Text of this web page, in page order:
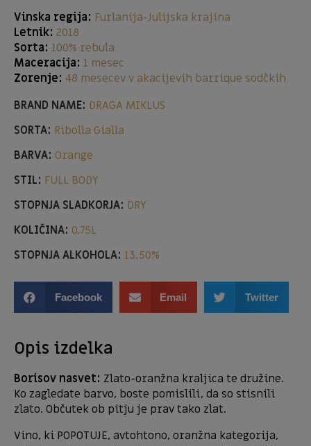
Vinska regija: Furlanija-Julijska krajina
Letnik: 2018
Sorta: 100% rebula
Maceracija: 1 mesec
Zorenje: 48 mesecev v akacijevih barrique sodčkih
BRAND NAME: DRAGA MIKLUS
SORTA: Ribolla Gialla
BARVA: Orange
STIL: FULL BODY
STOPNJA SLADKORJA: DRY
KOLIČINA: 0,75L
STOPNJA ALKOHOLA: 13,50%
Facebook Email Twitter
Opis izdelka
Borisov nasvet: Zlato-oranžna kraljica te družine.
Ko zagledate barvo, boste pomislili, da so stisnili
zlato. Občutek ob pitju je prav tako zlat.
Vino, ki POPOTUJE, avtohtono, oranžna kategorija,